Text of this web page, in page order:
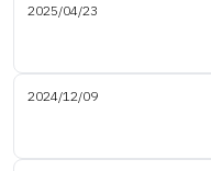
2025/04/23
2024/12/09